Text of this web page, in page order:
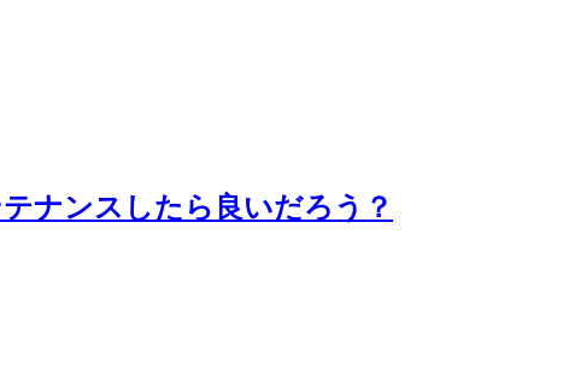
ナンスしたら良いだろう？